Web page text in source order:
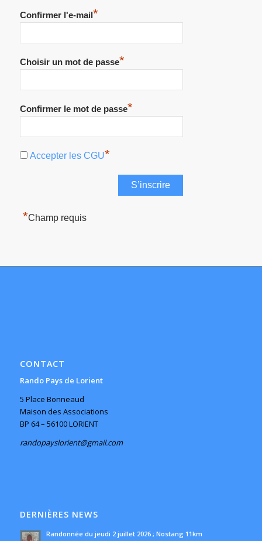
Confirmer l'e-mail *
Choisir un mot de passe*
Confirmer le mot de passe*
Accepter les CGU*
*Champ requis
CONTACT
Rando Pays de Lorient
5 Place Bonneaud
Maison des Associations
BP 64 – 56100 LORIENT
randopayslorient@gmail.com
DERNIÈRES NEWS
Randonnée du jeudi 2 juillet 2026 ; Nostang 11km